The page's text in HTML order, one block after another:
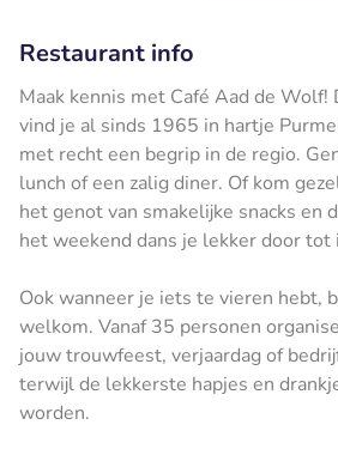
Restaurant info
Maak kennis met Café Aad de
vind je al sinds 1965 in hartje
met recht een begrip in de regio.
lunch of een zalig diner. Of kom
het genot van smakelijke snacks en
het weekend dans je lekker door
Ook wanneer je iets te vieren hebt,
welkom. Vanaf 35 personen
jouw trouwfeest, verjaardag of
terwijl de lekkerste hapjes en
worden.